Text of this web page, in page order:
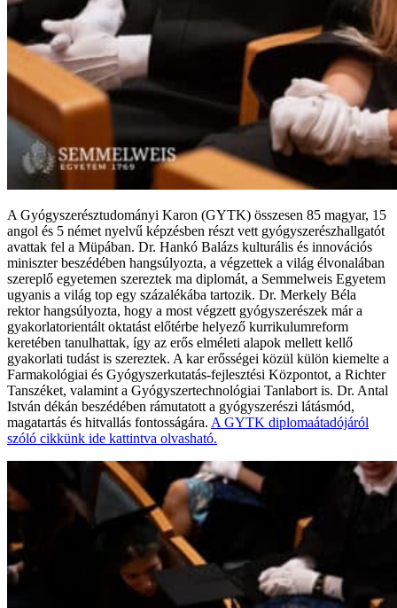
A Gyógyszerésztudományi Karon (GYTK) összesen 85 magyar, 15
angol és 5 német nyelvű képzésben részt vett gyógyszerészhallgatót
avattak fel a Müpában. Dr. Hankó Balázs kulturális és innovációs
miniszter beszédében hangsúlyozta, a végzettek a világ élvonalában
szereplő egyetemen szereztek ma diplomát, a Semmelweis Egyetem
ugyanis a világ top egy százalékába tartozik. Dr. Merkely Béla
rektor hangsúlyozta, hogy a most végzett gyógyszerészek már a
gyakorlatorientált oktatást előtérbe helyező kurrikulumreform
keretében tanulhattak, így az erős elméleti alapok mellett kellő
gyakorlati tudást is szereztek. A kar erősségei közül külön kiemelte a
Farmakológiai és Gyógyszerkutatás-fejlesztési Központot, a Richter
Tanszéket, valamint a Gyógyszertechnológiai Tanlabort is. Dr. Antal
István dékán beszédében rámutatott a gyógyszerészi látásmód,
magatartás és hitvallás fontosságára. A GYTK diplomaátadójáról
szóló cikkünk ide kattintva olvasható.